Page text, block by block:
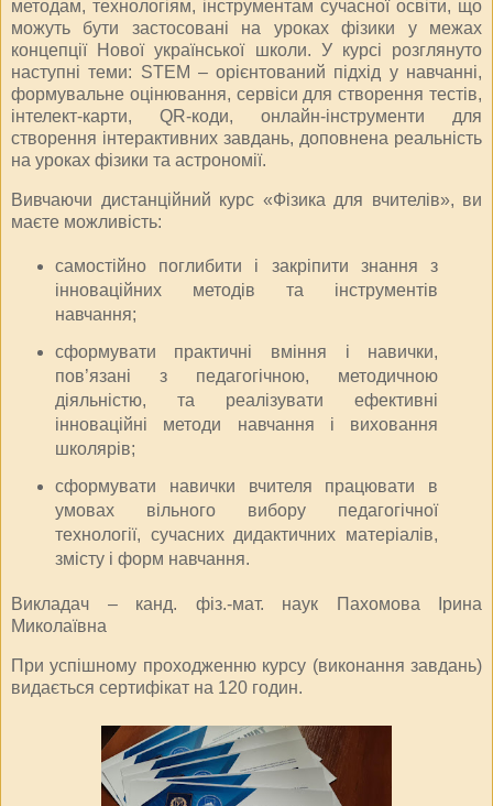
методам, технологіям, інструментам сучасної освіти, що
можуть бути застосовані на уроках фізики у межах
концепції Нової української школи. У курсі розглянуто
наступні теми: STEM – орієнтований підхід у навчанні,
формувальне оцінювання, сервіси для створення тестів,
інтелект-карти, QR-коди, онлайн-інструменти для
створення інтерактивних завдань, доповнена реальність
на уроках фізики та астрономії.
Вивчаючи дистанційний курс «Фізика для вчителів», ви
маєте можливість:
самостійно поглибити і закріпити знання з
інноваційних методів та інструментів
навчання;
сформувати практичні вміння і навички,
пов’язані з педагогічною, методичною
діяльністю, та реалізувати ефективні
інноваційні методи навчання і виховання
школярів;
сформувати навички вчителя працювати в
умовах вільного вибору педагогічної
технології, сучасних дидактичних матеріалів,
змісту і форм навчання.
Викладач – канд. фіз.-мат. наук Пахомова Ірина
Миколаївна
При успішному проходженню курсу (виконання завдань)
видається сертифікат на 120 годин.